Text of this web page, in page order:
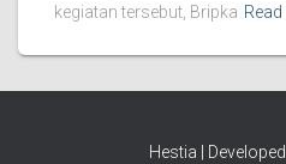
kegiatan tersebut, Bripka
Hestia |